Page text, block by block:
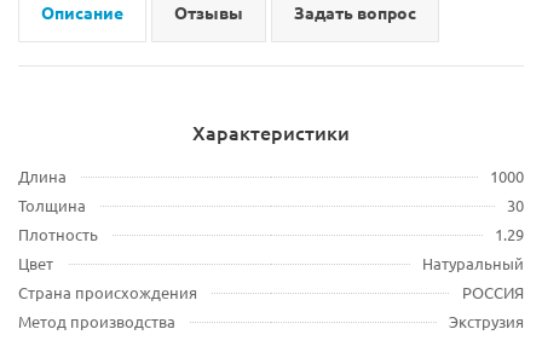
Описание Отзывы Задать вопрос
Характеристики
Длина
1000
Толщина
30
Плотность
1.29
Цвет
Натуральный
Страна происхождения
РОССИЯ
Метод производства
Экструзия